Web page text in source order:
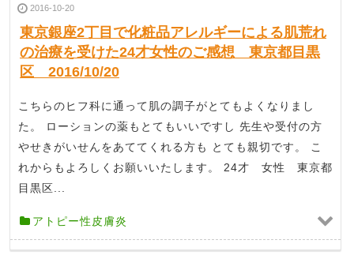
2016-10-20
東京銀座2丁目で化粧品アレルギーによる肌荒れ
の治療を受けた24才女性のご感想 東京都目黒
区 2016/10/20
こちらのヒフ科に通って肌の調子がとてもよくなりまし
た。 ローションの薬もとてもいいですし 先生や受付の方
やせきがいせんをあててくれる方も とても親切です。 こ
れからもよろしくお願いいたします。 24才 女性 東京都
目黒区...
アトピー性皮膚炎